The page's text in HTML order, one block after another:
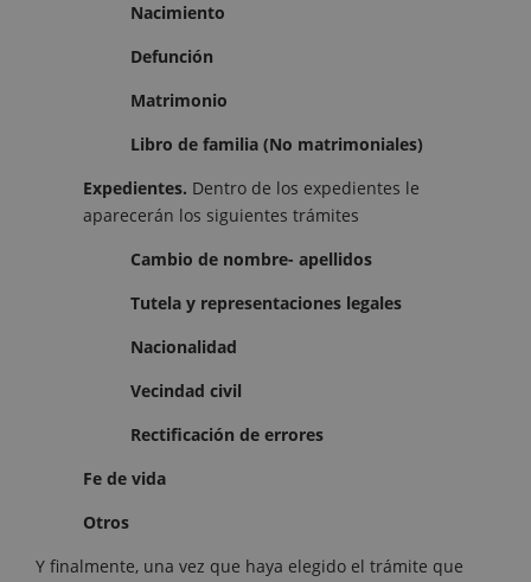
Nacimiento
Defunción
Matrimonio
Libro de familia (No matrimoniales)
Expedientes. Dentro de los expedientes le
aparecerán los siguientes trámites
Cambio de nombre- apellidos
Tutela y representaciones legales
Nacionalidad
Vecindad civil
Rectificación de errores
Fe de vida
Otros
Y finalmente, una vez que haya elegido el trámite que